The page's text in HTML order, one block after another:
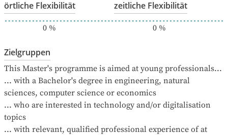
örtliche Flexibilität
0%
zeitliche Flexibilität
0%
Zielgruppen
This Master's programme is aimed at young professionals...
... with a Bachelor's degree in engineering, natural
sciences, computer science or economics
... who are interested in technology and/or digitalisation
topics
... with relevant, qualified professional experience of at